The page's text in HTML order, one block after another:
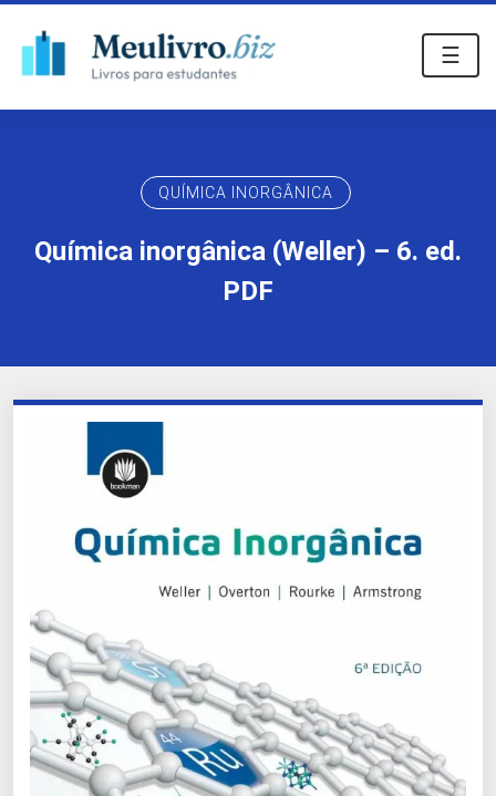
☰
QUÍMICA INORGÂNICA
Química inorgânica (Weller) – 6. ed.
PDF